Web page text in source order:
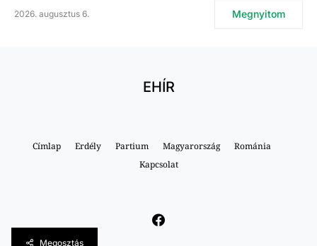
2026. augusztus 6. Megnyitom
EHÍR
Címlap Erdély Partium Magyarország
Románia
Kapcsolat
Megosztás